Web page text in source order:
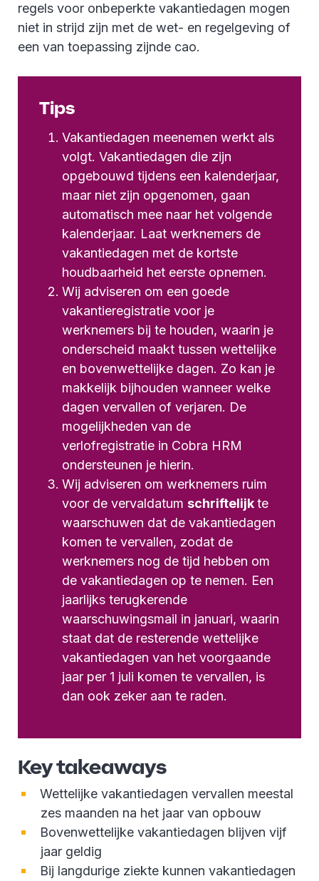
regels voor onbeperkte vakantiedagen mogen
niet in strijd zijn met de wet- en regelgeving of
een van toepassing zijnde cao.
Tips
Vakantiedagen meenemen werkt als
volgt. Vakantiedagen die zijn
opgebouwd tijdens een kalenderjaar,
maar niet zijn opgenomen, gaan
automatisch mee naar het volgende
kalenderjaar. Laat werknemers de
vakantiedagen met de kortste
houdbaarheid het eerste opnemen.
Wij adviseren om een goede
vakantieregistratie voor je
werknemers bij te houden, waarin je
onderscheid maakt tussen wettelijke
en bovenwettelijke dagen. Zo kan je
makkelijk bijhouden wanneer welke
dagen vervallen of verjaren. De
mogelijkheden van de
verlofregistratie in Cobra HRM
ondersteunen je hierin.
Wij adviseren om werknemers ruim
voor de vervaldatum schriftelijkte
waarschuwen dat de vakantiedagen
komen te vervallen, zodat de
werknemers nog de tijd hebben om
de vakantiedagen op te nemen. Een
jaarlijks terugkerende
waarschuwingsmail in januari, waarin
staat dat de resterende wettelijke
vakantiedagen van het voorgaande
jaar per 1 juli komen te vervallen, is
dan ook zeker aan te raden.
Key takeaways
Wettelijke vakantiedagen vervallen meestal
zes maanden na het jaar van opbouw
Bovenwettelijke vakantiedagen blijven vijf
jaar geldig
Bij langdurige ziekte kunnen vakantiedagen